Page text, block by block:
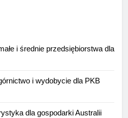
i średnie przedsiębiorstwa dla
i wydobycie dla PKB
dla gospodarki Australii